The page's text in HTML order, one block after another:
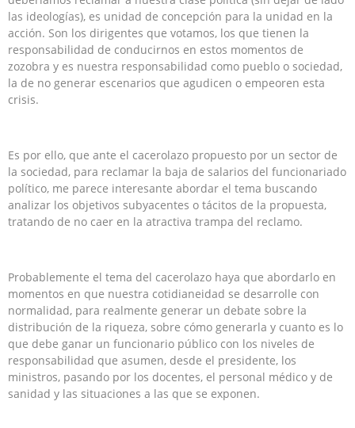
las ideologías), es unidad de concepción para la unidad en la
acción. Son los dirigentes que votamos, los que tienen la
responsabilidad de conducirnos en estos momentos de
zozobra y es nuestra responsabilidad como pueblo o sociedad,
la de no generar escenarios que agudicen o empeoren esta
crisis.
Es por ello, que ante el cacerolazo propuesto por un sector de
la sociedad, para reclamar la baja de salarios del funcionariado
político, me parece interesante abordar el tema buscando
analizar los objetivos subyacentes o tácitos de la propuesta,
tratando de no caer en la atractiva trampa del reclamo.
Probablemente el tema del cacerolazo haya que abordarlo en
momentos en que nuestra cotidianeidad se desarrolle con
normalidad, para realmente generar un debate sobre la
distribución de la riqueza, sobre cómo generarla y cuanto es lo
que debe ganar un funcionario público con los niveles de
responsabilidad que asumen, desde el presidente, los
ministros, pasando por los docentes, el personal médico y de
sanidad y las situaciones a las que se exponen.